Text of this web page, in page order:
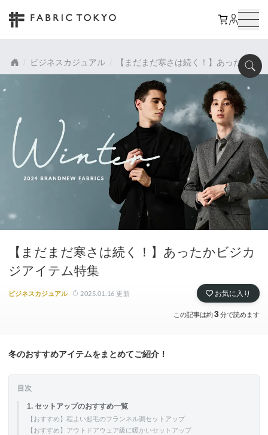
ビジネスカジュアル 【まだまだ寒さは続く！】あったかビ
【まだまだ寒さは続く！】あったかビジカ
ジアイテム特集
ビジネスカジュアル 2025.01.16 更新 お気に入り
この記事は約3分で読めます
冬のおすすめアイテムをまとめてご紹介！
目次
1. セットアップのおすすめ一覧
【おすすめ】程よい起毛のフランネル調セットアップ
【おすすめ】アウトドアウェア級に暖かいセットアップ